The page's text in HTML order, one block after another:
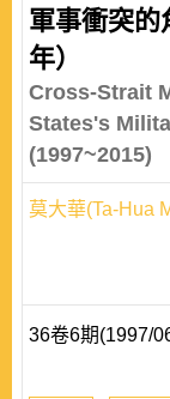
軍事衝突的
年）
Cross-Strait
States's
(1997~2015)
莫大華(Ta-Hua
36卷6期(1997/